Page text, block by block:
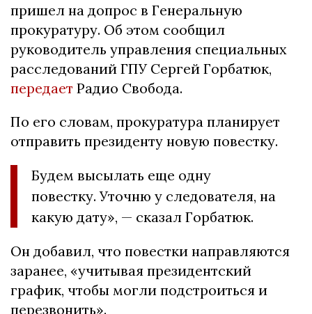
пришел на допрос в Генеральную
прокуратуру. Об этом сообщил
руководитель управления специальных
расследований ГПУ Сергей Горбатюк,
передает Радио Свобода.
По его словам, прокуратура планирует
отправить президенту новую повестку.
Будем высылать еще одну
повестку. Уточню у следователя, на
какую дату», — сказал Горбатюк.
Он добавил, что повестки направляются
заранее, «учитывая президентский
график, чтобы могли подстроиться и
перезвонить».